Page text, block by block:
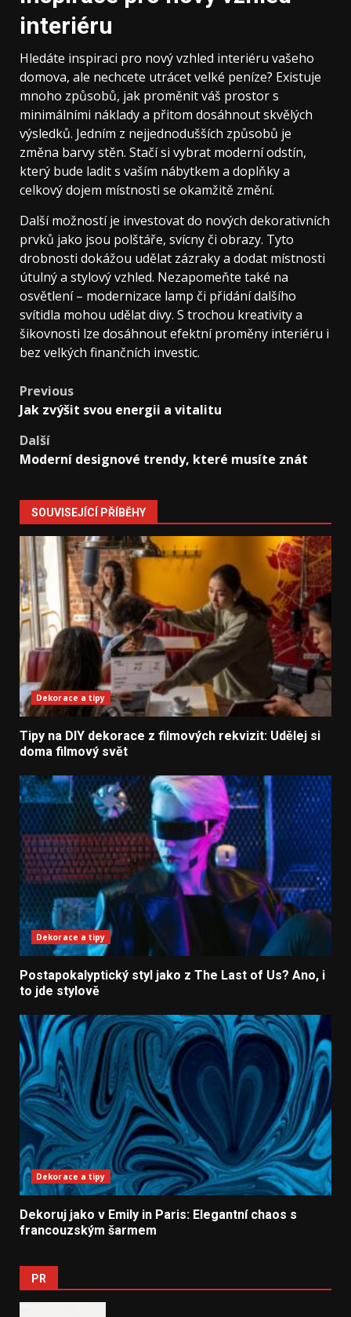
interiéru
Hledáte inspiraci pro nový vzhled interiéru vašeho
domova, ale nechcete utrácet velké peníze? Existuje
mnoho způsobů, jak proměnit váš prostor s
minimálními náklady a přitom dosáhnout skvělých
výsledků. Jedním z nejjednodušších způsobů je
změna barvy stěn. Stačí si vybrat moderní odstín,
který bude ladit s vaším nábytkem a doplňky a
celkový dojem místnosti se okamžitě změní.
Další možností je investovat do nových dekorativních
prvků jako jsou polštáře, svícny či obrazy. Tyto
drobnosti dokážou udělat zázraky a dodat místnosti
útulný a stylový vzhled. Nezapomeňte také na
osvětlení – modernizace lamp či přidání dalšího
svítidla mohou udělat divy. S trochou kreativity a
šikovnosti lze dosáhnout efektní proměny interiéru i
bez velkých finančních investic.
Post
navigation
Previous
Jak zvýšit svou energii a vitalitu
Další
Moderní designové trendy, které musíte znát
SOUVISEJÍCÍ PŘÍBĚHY
Dekorace a tipy
Tipy na DIY dekorace z filmových rekvizit: Udělej si
doma filmový svět
Dekorace a tipy
Postapokalyptický styl jako z The Last of Us? Ano, i
to jde stylově
Dekorace a tipy
Dekoruj jako v Emily in Paris: Elegantní chaos s
francouzským šarmem
PR